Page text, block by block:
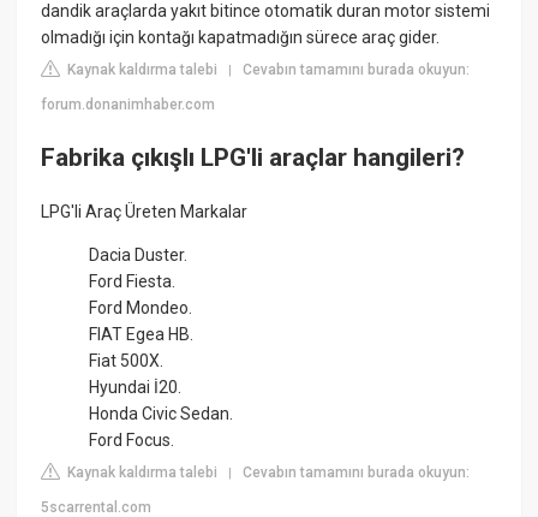
dandik araçlarda yakıt bitince otomatik duran motor sistemi
olmadığı için kontağı kapatmadığın sürece araç gider.
Kaynak kaldırma talebi |Cevabın tamamını burada okuyun:
forum.donanimhaber.com
Fabrika çıkışlı LPG'li araçlar hangileri?
LPG'li Araç Üreten Markalar
Dacia Duster.
Ford Fiesta.
Ford Mondeo.
FIAT Egea HB.
Fiat 500X.
Hyundai İ20.
Honda Civic Sedan.
Ford Focus.
Kaynak kaldırma talebi |Cevabın tamamını burada okuyun:
5scarrental.com